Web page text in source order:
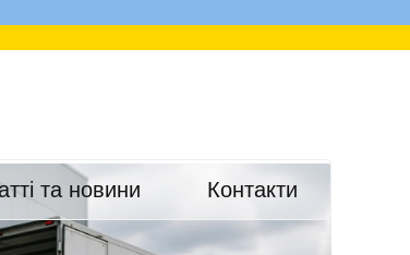
та новини Контакти